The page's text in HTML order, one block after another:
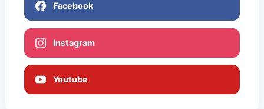
Facebook
Instagram
Youtube